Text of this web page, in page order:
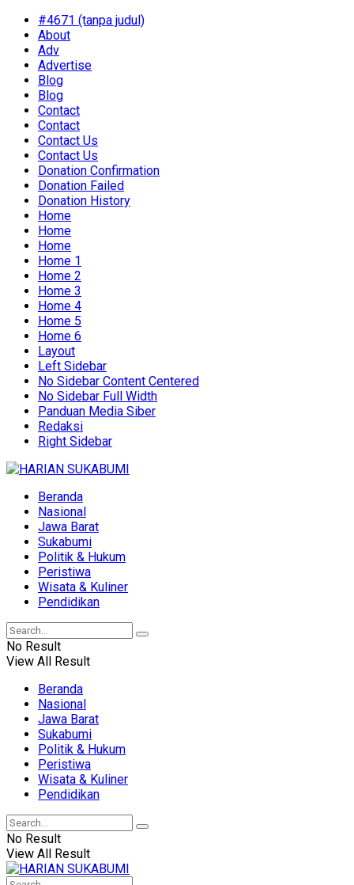
#4671 (tanpa judul)
About
Adv
Advertise
Blog
Blog
Contact
Contact
Contact Us
Contact Us
Donation Confirmation
Donation Failed
Donation History
Home
Home
Home
Home 1
Home 2
Home 3
Home 4
Home 5
Home 6
Layout
Left Sidebar
No Sidebar Content Centered
No Sidebar Full Width
Panduan Media Siber
Redaksi
Right Sidebar
Beranda
Nasional
Jawa Barat
Sukabumi
Politik & Hukum
Peristiwa
Wisata & Kuliner
Pendidikan
No Result
View All Result
Beranda
Nasional
Jawa Barat
Sukabumi
Politik & Hukum
Peristiwa
Wisata & Kuliner
Pendidikan
No Result
View All Result